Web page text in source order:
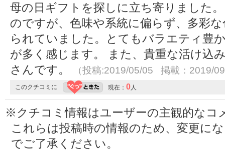
母の日ギフトを探しに立ち寄りました
のですが、色味や系統に偏らず、多彩
られていました。とてもバラエティ豊
が多く感じます。 また、貴重な活け込
さんです。
（投稿:2019/05/05 掲載：2019/
このクチコミに 現在： 0 人
※クチコミ情報はユーザーの主観的なコ
これらは投稿時の情報のため、変更に
でご了承ください。